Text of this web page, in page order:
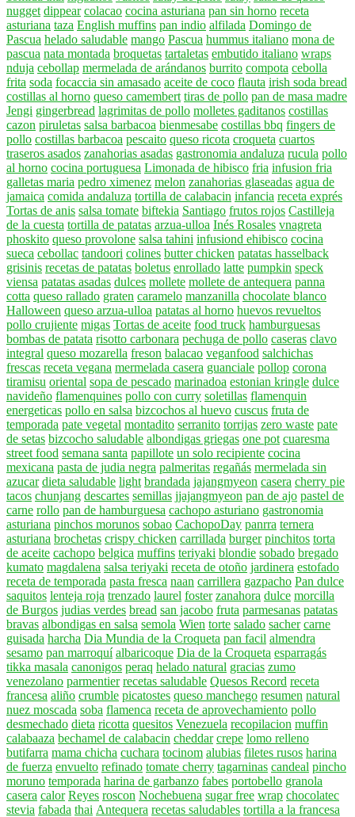
nugget dippear colacao cocina asturiana pan sin horno receta
asturiana taza English muffins pan indio alfilada Domingo de
Pascua helado saludable mango Pascua hummus italiano mona de
pascua nata montada broquetas tartaletas embutido italiano wraps
nduja cebollap mermelada de arándanos burrito compota cebolla
frita soda focaccia sin amasado aceite de coco flauta irish soda bread
costillas al horno queso camembert tiras de pollo pan de masa madre
Jengi gingerbread lagrimitas de pollo molletes gaditanos costillas
cazon piruletas salsa barbacoa bienmesabe costillas bbq fingers de
pollo costillas barbacoa pescaito queso ricota croqueta cuartos
traseros asados zanahorias asadas gastronomia andaluza rucula pollo
al horno cocina portuguesa Limonada de hibisco fria infusion fria
galletas maria pedro ximenez melon zanahorias glaseadas agua de
jamaica comida andaluza tortilla de calabacin infancia receta exprés
Tortas de anis salsa tomate biftekia Santiago frutos rojos Castilleja
de la cuesta tortilla de patatas arzua-ulloa Inés Rosales vnagreta
phoskito queso provolone salsa tahini infusiond ehibisco cocina
sueca cebollac tandoori colines butter chicken patatas hasselback
grisinis recetas de patatas boletus enrollado latte pumpkin speck
viensa patatas asadas dulces mollete mollete de antequera panna
cotta queso rallado graten caramelo manzanilla chocolate blanco
Halloween queso arzua-ulloa patatas al horno huevos revueltos
pollo crujiente migas Tortas de aceite food truck hamburguesas
bombas de patata risotto carbonara pechuga de pollo caseras clavo
integral queso mozarella freson balacao veganfood salchichas
frescas receta vegana mermelada casera guanciale pollop corona
tiramisu oriental sopa de pescado marinadoa estonian kringle dulce
navideño flamenquines pollo con curry soletillas flamenquin
energeticas pollo en salsa bizcochos al huevo cuscus fruta de
temporada pate vegetal montadito serranito torrijas zero waste pate
de setas bizcocho saludable albondigas griegas one pot cuaresma
street food semana santa papillote un solo recipiente cocina
mexicana pasta de judia negra palmeritas regañás mermelada sin
azucar dieta saludable light brandada jajangmyeon casera cherry pie
tacos chunjang descartes semillas jjajangmyeon pan de ajo pastel de
carne rollo pan de hamburguesa cachopo asturiano gastronomia
asturiana pinchos morunos sobao CachopoDay panrra ternera
asturiana brochetas crispy chicken carrillada burger pinchitos torta
de aceite cachopo belgica muffins teriyaki blondie sobado bregado
kumato magdalena salsa teriyaki receta de otoño jardinera estofado
receta de temporada pasta fresca naan carrillera gazpacho Pan dulce
saquitos lenteja roja trenzado laurel foster zanahora dulce morcilla
de Burgos judias verdes bread san jacobo fruta parmesanas patatas
bravas albondigas en salsa semola Wien torte salado sacher carne
guisada harcha Dia Mundia de la Croqueta pan facil almendra
sesamo pan marroquí albaricoque Dia de la Croqueta esparragás
tikka masala canonigos peraq helado natural gracias zumo
venezolano parmentier recetas saludable Quesos Record receta
francesa aliño crumble picatostes queso manchego resumen natural
nuez moscada soba flamenca receta de aprovechamiento pollo
desmechado dieta ricotta quesitos Venezuela recopilacion muffin
calabaaza bechamel de calabacin cheddar crepe lomo relleno
butifarra mama chicha cuchara tocinom alubias filetes rusos harina
de fuerza envuelto refinado tomate cherry tagarninas candeal pincho
moruno temporada harina de garbanzo fabes portobello granola
casera calor Reyes roscon Nochebuena sugar free wrap chocolatec
stevia fabada thai Antequera recetas saludables tortilla a la francesa